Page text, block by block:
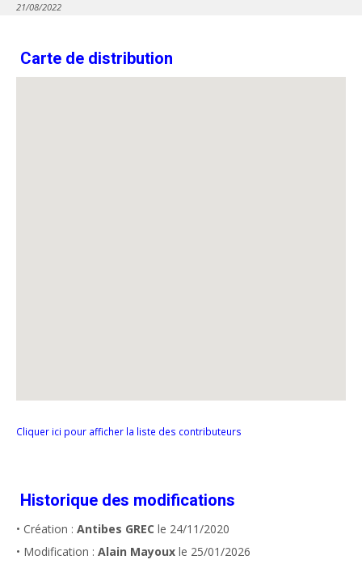
21/08/2022
Carte de distribution
Cliquer ici pour afficher la liste des contributeurs
Historique des modifications
• Création : Antibes GREC le 24/11/2020
• Modification : Alain Mayoux le 25/01/2026